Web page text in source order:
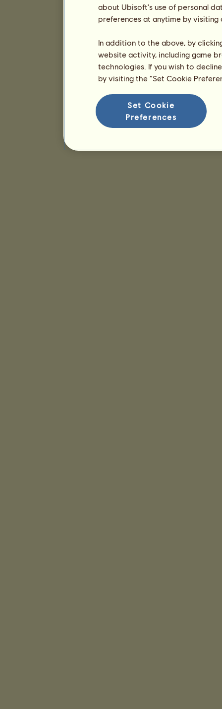
about Ubisoft's use of personal
preferences at anytime by
In addition to the above, by
website activity, including game
technologies. If you wish to
by visiting the “Set Cookie
Set Cookie
Preferences